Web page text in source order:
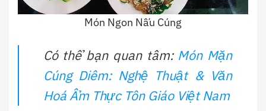
Món Ngon Nấu Cúng
Có thể bạn quan tâm: Món Mặn
Cúng Diêm: Nghệ Thuật & Văn
Hoá Ẩm Thực Tôn Giáo Việt Nam